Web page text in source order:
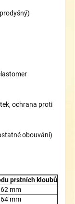
ochrana proti
obouvání)
prstních kloubů
62 mm
64 mm